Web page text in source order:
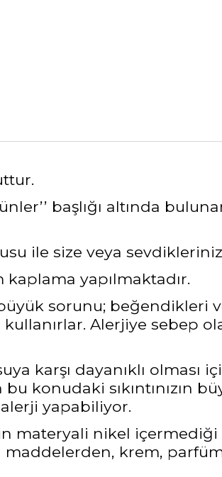
başlığı altında
ile size veya
yapılmaktadır.
sorunu; beğendikleri
Alerjiye sebep
karşı dayanıklı olması
konudaki sıkıntınızın
yapabiliyor.
materyali nikel
krem,